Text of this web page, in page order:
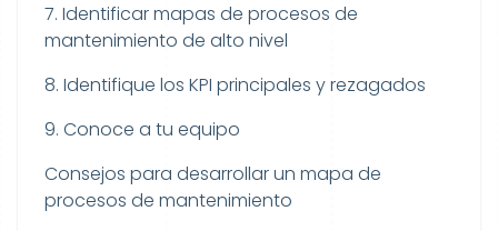
7. Identificar mapas de procesos de
mantenimiento de alto nivel
8. Identifique los KPI principales y rezagados
9. Conoce a tu equipo
Consejos para desarrollar un mapa de
procesos de mantenimiento